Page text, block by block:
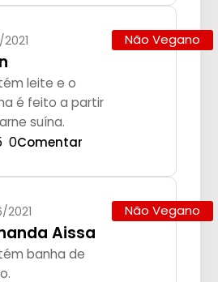
2021
leite e o
é feito a partir
suína.
Não Vegano
0Comentar
2021
Aissa
banha de
Não Vegano